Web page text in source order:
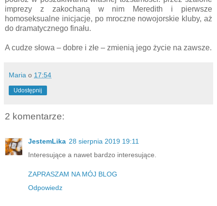
imprezy z zakochaną w nim Meredith i pierwsze
homoseksualne inicjacje, po mroczne nowojorskie kluby, aż
do dramatycznego finału.
A cudze słowa – dobre i złe – zmienią jego życie na zawsze.
Maria o 17:54
Udostępnij
2 komentarze:
JestemLika 28 sierpnia 2019 19:11
Interesujące a nawet bardzo interesujące.
ZAPRASZAM NA MÓJ BLOG
Odpowiedz